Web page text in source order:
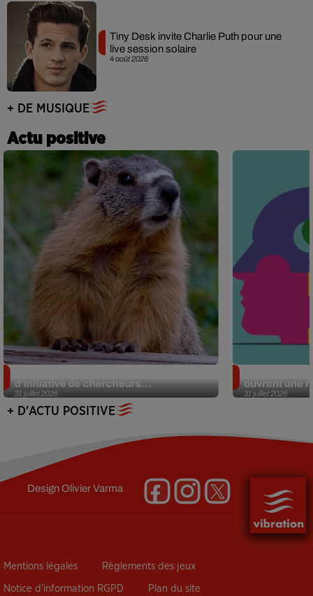
4 août 2026
Tiny Desk invite Charlie Puth pour une
live session solaire
+ DE MUSIQUE
Actu positive
31 juillet 2026
d’initiative de chercheurs...
31 juillet 2026
ouvrent une
+ D'ACTU POSITIVE
DesignOlivier Varma
Mentions légales Règlements des jeux
Notice d’information RGPD Plan du site